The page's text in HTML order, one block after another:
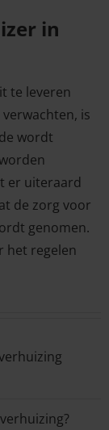
in
te leveren
is
wordt
er uiteraard
de zorg voor
genomen.
het regelen